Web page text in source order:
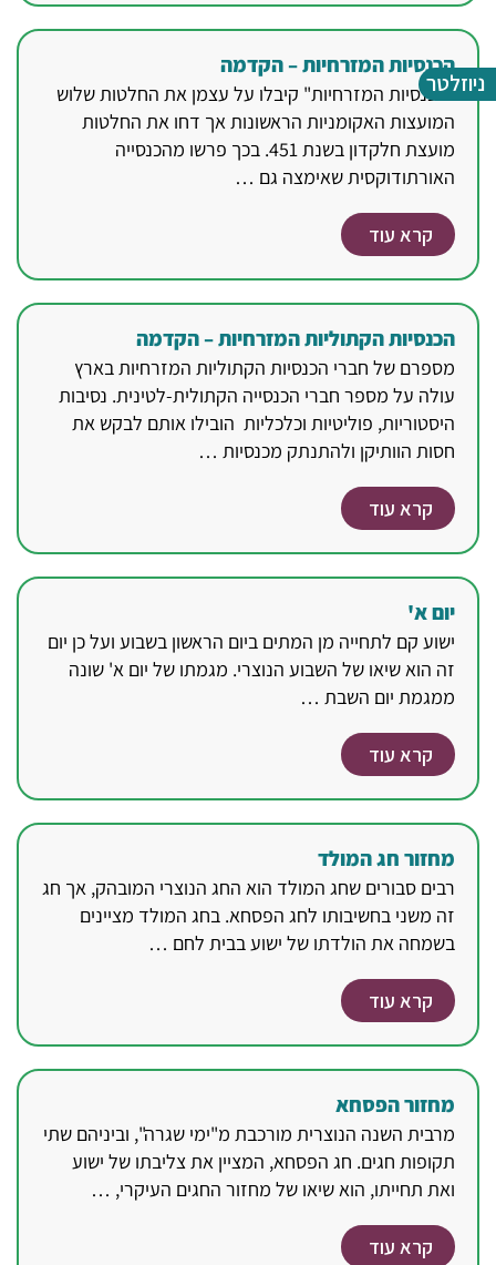
הכנסיות המזרחיות – הקדמה
"הכנסיות המזרחיות" קיבלו על עצמן את החלטות שלוש
המועצות האקומניות הראשונות אך דחו את החלטות
מועצת חלקדון בשנת 451. בכך פרשו מהכנסייה
האורתודוקסית שאימצה גם …
קרא עוד
הכנסיות הקתוליות המזרחיות – הקדמה
מספרם של חברי הכנסיות הקתוליות המזרחיות בארץ
עולה על מספר חברי הכנסייה הקתולית-לטינית. נסיבות
היסטוריות, פוליטיות וכלכליות הובילו אותם לבקש את
חסות הוותיקן ולהתנתק מכנסיות …
קרא עוד
יום א'
ישוע קם לתחייה מן המתים ביום הראשון בשבוע ועל כן יום
זה הוא שיאו של השבוע הנוצרי. מגמתו של יום א' שונה
ממגמת יום השבת …
קרא עוד
מחזור חג המולד
רבים סבורים שחג המולד הוא החג הנוצרי המובהק, אך חג
זה משני בחשיבותו לחג הפסחא. בחג המולד מציינים
בשמחה את הולדתו של ישוע בבית לחם …
קרא עוד
מחזור הפסחא
מרבית השנה הנוצרית מורכבת מ"ימי שגרה", וביניהם שתי
תקופות חגים. חג הפסחא, המציין את צליבתו של ישוע
ואת תחייתו, הוא שיאו של מחזור החגים העיקרי, …
קרא עוד
ניוזלטר